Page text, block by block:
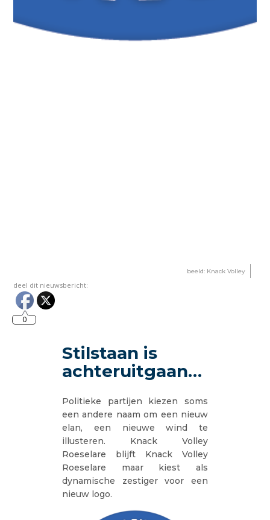
beeld: Knack Volley
deel dit nieuwsbericht:
0
Stilstaan is
achteruitgaan…
Politieke partijen kiezen soms
een andere naam om een nieuw
elan, een nieuwe wind te
illusteren. Knack Volley
Roeselare blijft Knack Volley
Roeselare maar kiest als
dynamische zestiger voor een
nieuw logo.